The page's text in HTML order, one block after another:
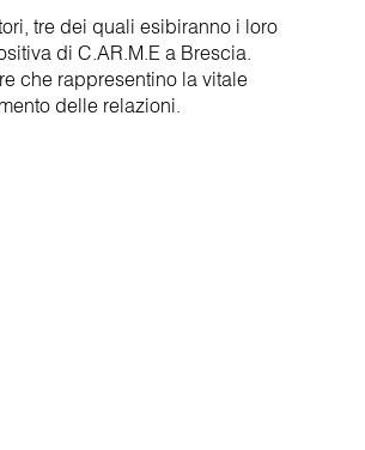
tre dei quali esibiranno i loro
di C.AR.M.E a Brescia.
che rappresentino la vitale
delle relazioni.